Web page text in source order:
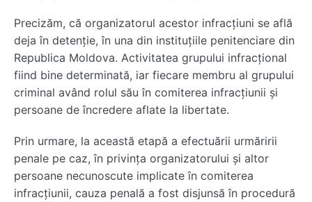
Precizăm, că organizatorul acestor infracțiuni se află
deja în detenție, în una din instituțiile penitenciare din
Republica Moldova. Activitatea grupului infracțional
fiind bine determinată, iar fiecare membru al grupului
criminal având rolul său în comiterea infracțiunii și
persoane de încredere aflate la libertate.
Prin urmare, la această etapă a efectuării urmăririi
penale pe caz, în privința organizatorului și altor
persoane necunoscute implicate în comiterea
infracțiunii, cauza penală a fost disjunsă în procedură